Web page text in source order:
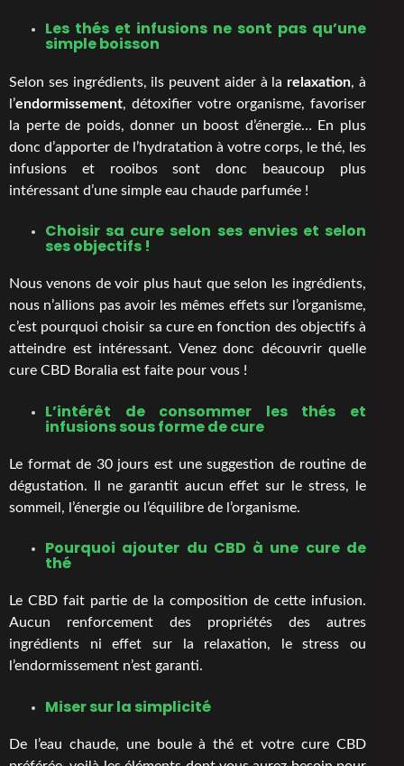
Les thés et infusions ne sont pas qu’une
simple boisson
Selon ses ingrédients, ils peuvent aider à la relaxation, à
l’endormissement, détoxifier votre organisme, favoriser
la perte de poids, donner un boost d’énergie… En plus
donc d’apporter de l’hydratation à votre corps, le thé, les
infusions et rooibos sont donc beaucoup plus
intéressant d’une simple eau chaude parfumée !
Choisir sa cure selon ses envies et selon
ses objectifs !
Nous venons de voir plus haut que selon les ingrédients,
nous n’allions pas avoir les mêmes effets sur l’organisme,
c’est pourquoi choisir sa cure en fonction des objectifs à
atteindre est intéressant. Venez donc découvrir quelle
cure CBD Boralia est faite pour vous !
L’intérêt de consommer les thés et
infusions sous forme de cure
Le format de 30 jours est une suggestion de routine de
dégustation. Il ne garantit aucun effet sur le stress, le
sommeil, l’énergie ou l’équilibre de l’organisme.
Pourquoi ajouter du CBD à une cure de
thé
Le CBD fait partie de la composition de cette infusion.
Aucun renforcement des propriétés des autres
ingrédients ni effet sur la relaxation, le stress ou
l’endormissement n’est garanti.
Miser sur la simplicité
De l’eau chaude, une boule à thé et votre cure CBD